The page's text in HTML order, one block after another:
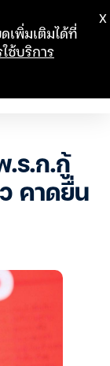
.ร.ก.กู้
คาดยื่น
เพิ่มเติมได้ที่
ช้บริการ
X